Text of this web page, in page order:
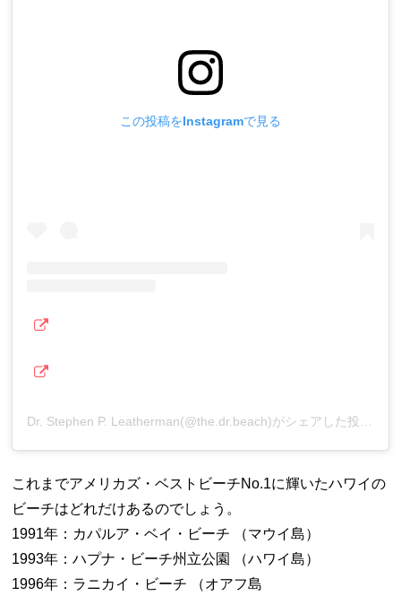
この投稿をInstagramで見る
Dr. Stephen P. Leatherman(@the.dr.beach)がシェアした投稿
これまでアメリカズ・ベストビーチNo.1に輝いたハワイの
ビーチはどれだけあるのでしょう。
1991年：カパルア・ベイ・ビーチ （マウイ島）
1993年：ハプナ・ビーチ州立公園 （ハワイ島）
1996年：ラニカイ・ビーチ （オアフ島